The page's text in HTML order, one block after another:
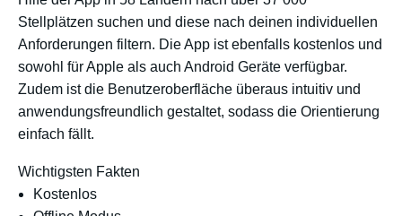
Stellplätzen suchen und diese nach deinen individuellen
Anforderungen filtern. Die App ist ebenfalls kostenlos und
sowohl für Apple als auch Android Geräte verfügbar.
Zudem ist die Benutzeroberfläche überaus intuitiv und
anwendungsfreundlich gestaltet, sodass die Orientierung
einfach fällt.
Wichtigsten Fakten
Kostenlos